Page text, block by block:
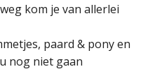
kom je van allerlei
paard & pony en
nog niet gaan